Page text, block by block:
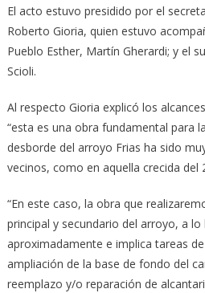
El acto estuvo presidido por el
Roberto Gioria, quien estuvo
Pueblo Esther, Martín Gherardi; y el
Scioli.
Al respecto Gioria explicó los
“esta es una obra fundamental para
desborde del arroyo Frias ha sido
vecinos, como en aquella crecida del
“En este caso, la obra que
principal y secundario del arroyo, a
aproximadamente e implica tareas
ampliación de la base de fondo del
reemplazo y/o reparación de